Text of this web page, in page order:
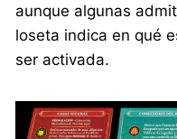
aunque algunas
loseta indica en qué
ser activada.